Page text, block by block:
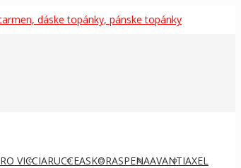
VICCIARUCCEASKORASPENAAVANTIAXEL